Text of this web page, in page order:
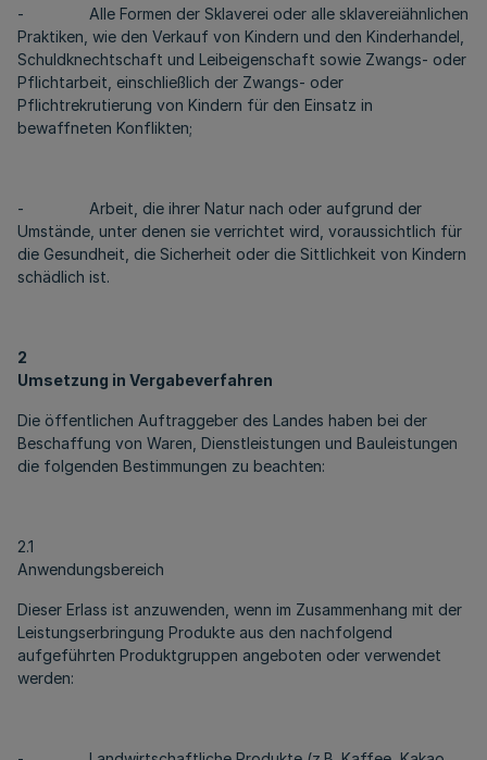
- Alle Formen der Sklaverei oder alle sklavereiähnlichen
Praktiken, wie den Verkauf von Kindern und den Kinderhandel,
Schuldknechtschaft und Leibeigenschaft sowie Zwangs- oder
Pflichtarbeit, einschließlich der Zwangs- oder
Pflichtrekrutierung von Kindern für den Einsatz in
bewaffneten Konflikten;
- Arbeit, die ihrer Natur nach oder aufgrund der
Umstände, unter denen sie verrichtet wird, voraussichtlich für
die Gesundheit, die Sicherheit oder die Sittlichkeit von Kindern
schädlich ist.
2
Umsetzung in Vergabeverfahren
Die öffentlichen Auftraggeber des Landes haben bei der
Beschaffung von Waren, Dienstleistungen und Bauleistungen
die folgenden Bestimmungen zu beachten:
2.1
Anwendungsbereich
Dieser Erlass ist anzuwenden, wenn im Zusammenhang mit der
Leistungserbringung Produkte aus den nachfolgend
aufgeführten Produktgruppen angeboten oder verwendet
werden: